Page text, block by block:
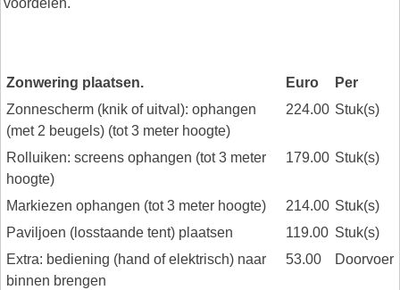
voordelen.
Zonwering plaatsen. Euro
Per
Zonnescherm (knik of uitval): ophangen
(met 2 beugels) (tot 3 meter hoogte)
224.00 Stuk(s)
Rolluiken: screens ophangen (tot 3 meter
hoogte)
179.00 Stuk(s)
Markiezen ophangen (tot 3 meter hoogte) 214.00 Stuk(s)
Paviljoen (losstaande tent) plaatsen
119.00 Stuk(s)
Extra: bediening (hand of elektrisch) naar
binnen brengen
53.00 Doorvoer